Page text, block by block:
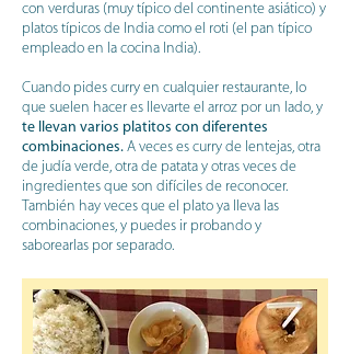
con verduras (muy típico del continente asiático) y
platos típicos de India como el roti (el pan típico
empleado en la cocina India).
Cuando pides curry en cualquier restaurante, lo
que suelen hacer es llevarte el arroz por un lado, y
te llevan varios platitos con diferentes
combinaciones. A veces es curry de lentejas, otra
de judía verde, otra de patata y otras veces de
ingredientes que son difíciles de reconocer.
También hay veces que el plato ya lleva las
combinaciones, y puedes ir probando y
saborearlas por separado.